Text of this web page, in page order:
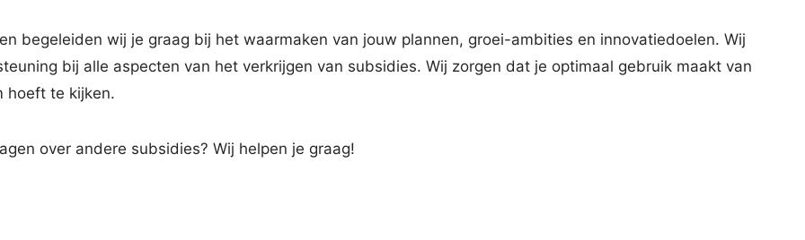
begeleiden wij je graag bij het waarmaken van jouw plannen, groei-ambities en innovatiedoelen. Wij
bij alle aspecten van het verkrijgen van subsidies. Wij zorgen dat je optimaal gebruik maakt van
hoeft te kijken.
over andere subsidies? Wij helpen je graag!